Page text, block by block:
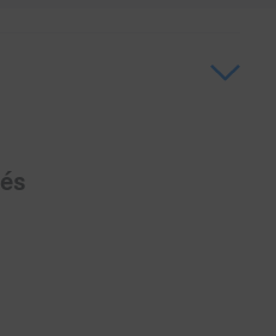
mobilier comme par